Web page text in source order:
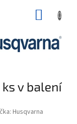
v balení
Husqvarna